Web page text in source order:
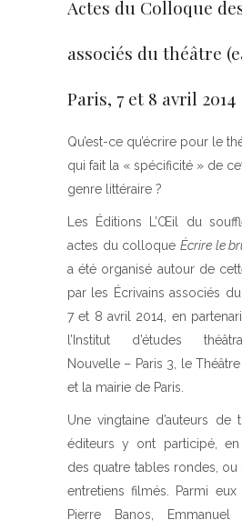
Actes du Colloque
associés du théâtre
Paris, 7 et 8 avril 2014
Qu’est-ce qu’écrire pour le
qui fait la « spécificité » de
genre littéraire ?
Les Éditions L’Œil du
actes du colloque Écrire le
a été organisé autour de
par les Écrivains associés
7 et 8 avril 2014, en
l’Institut d’études
Nouvelle – Paris 3, le Théâtre
et la mairie de Paris.
Une vingtaine d’auteurs de
éditeurs y ont participé, en
des quatre tables rondes, ou
entretiens filmés. Parmi eux
Pierre Banos, Emmanuel